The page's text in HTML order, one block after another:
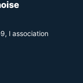
l association